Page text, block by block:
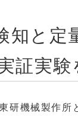
知と定
証実験
機械製作所